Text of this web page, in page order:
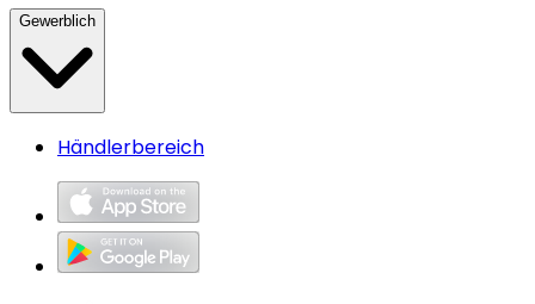
Gewerblich
Händlerbereich